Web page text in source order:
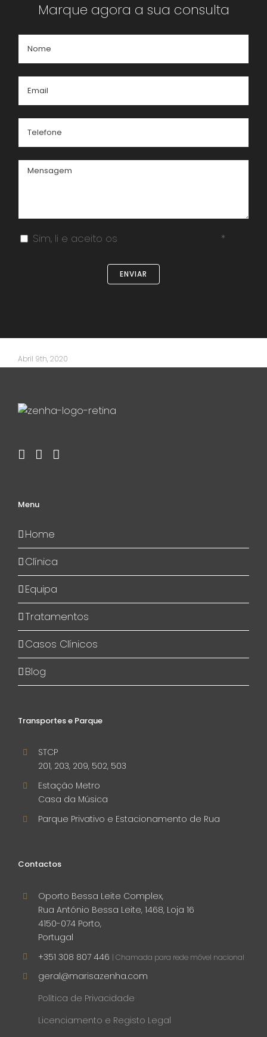
Marque agora a sua consulta
Sim, li e aceito os *
Abril 9th, 2020
Menu
Home
Clínica
Equipa
Tratamentos
Casos Clínicos
Blog
Transportes e Parque
STCP
201, 203, 209, 502, 503
Estação Metro
Casa da Música
Parque Privativo e Estacionamento de Rua
Contactos
Oporto Bessa Leite Complex,
Rua António Bessa Leite, 1468, Loja 16
4150-074 Porto,
Portugal
+351 308 807 446 | Chamada para rede móvel nacional
geral@marisazenha.com
Política de Privacidade
Licenciamento e Registo Legal